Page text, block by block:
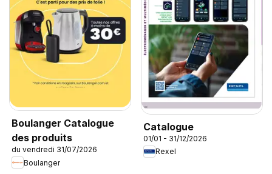
Boulanger Catalogue
des produits
du vendredi 31/07/2026
Boulanger
Catalogue
01/01 - 31/12/2026
Rexel